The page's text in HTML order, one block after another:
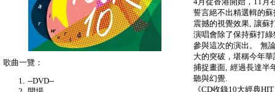
誓言絕不出精選輯的
震撼的視覺效果, 讓蘇
演唱會除了保持蘇打
參與這次的演出。 無
大的突破，堪稱今年
捕捉畫面, 經過長達半
聽與幻覺.
《CD收錄10大經典
歌曲一覽：
--DVD--